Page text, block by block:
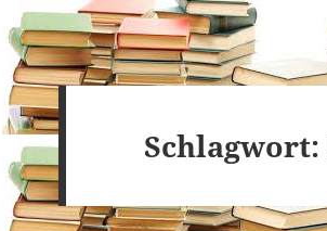
Schlagwort: